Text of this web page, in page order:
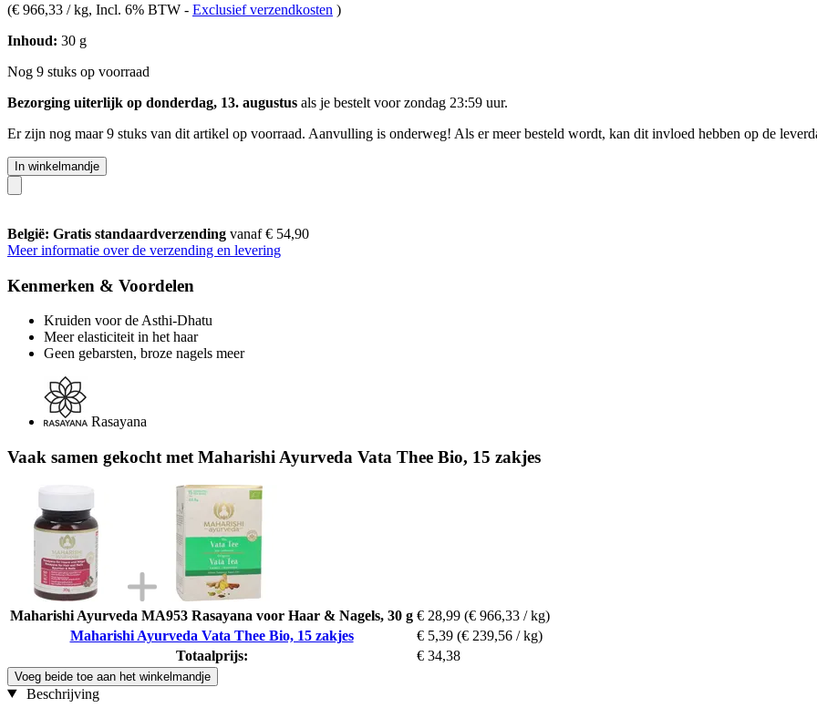
(€ 966,33 / kg, Incl. 6% BTW - Exclusief verzendkosten )
Inhoud: 30 g
Nog 9 stuks op voorraad
Bezorging uiterlijk op donderdag, 13. augustus als je bestelt voorzondag 23:59 uur.
Er zijn nog maar 9 stuks van dit artikel op voorraad. Aanvulling is onderweg! Als er meer besteld wordt, kan dit invloed hebben op de
In winkelmandje
België: Gratis standaardverzending vanaf € 54,90
Meer informatie over de verzending en levering
Kenmerken & Voordelen
Kruiden voor de Asthi-Dhatu
Meer elasticiteit in het haar
Geen gebarsten, broze nagels meer
Rasayana
Vaak samen gekocht met Maharishi Ayurveda Vata Thee Bio, 15 zakjes
Maharishi Ayurveda MA953 Rasayana voor Haar & Nagels, 30 g € 28,99 (€ 966,33 / kg)
Maharishi Ayurveda Vata Thee Bio, 15 zakjes
€ 5,39 (€ 239,56 / kg)
Totaalprijs:
€ 34,38
Voeg beide toe aan het winkelmandje
Beschrijving